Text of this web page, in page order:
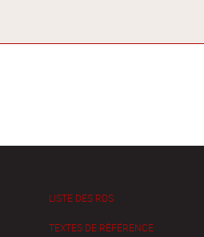
LISTE DES RDS
TEXTES DE RÉFÉRENCE